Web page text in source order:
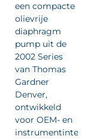
een compacte
olievrije
diaphragm
pump uit de
2002 Series
van Thomas
Gardner
Denver,
ontwikkeld
voor OEM- en